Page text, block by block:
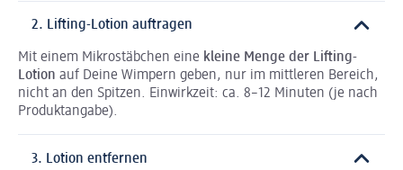
2. Lifting-Lotion auftragen
Mit einem Mikrostäbchen eine kleine Menge der Lifting-
Lotion auf Deine Wimpern geben, nur im mittleren Bereich,
nicht an den Spitzen. Einwirkzeit: ca. 8–12 Minuten (je nach
Produktangabe).
3. Lotion entfernen